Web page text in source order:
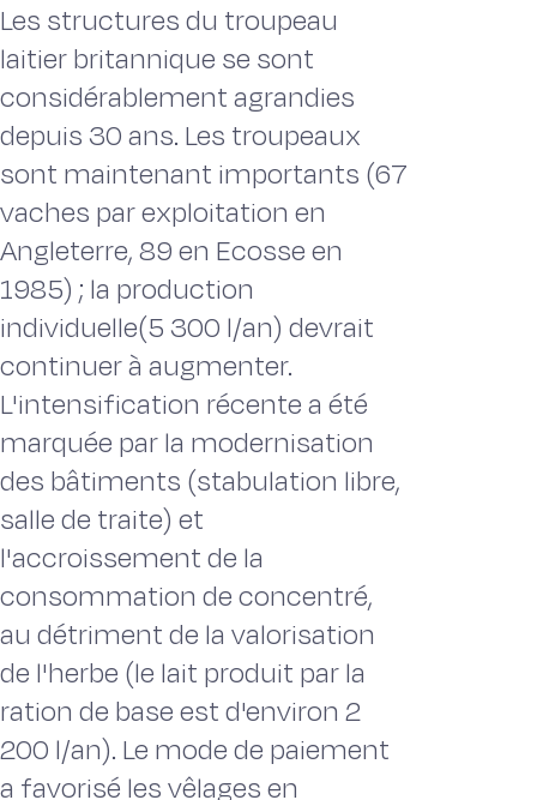
Les structures du troupeau
laitier britannique se sont
considérablement agrandies
depuis 30 ans. Les troupeaux
sont maintenant importants (67
vaches par exploitation en
Angleterre, 89 en Ecosse en
1985) ; la production
individuelle(5 300 l/an) devrait
continuer à augmenter.
L'intensification récente a été
marquée par la modernisation
des bâtiments (stabulation libre,
salle de traite) et
l'accroissement de la
consommation de concentré,
au détriment de la valorisation
de l'herbe (le lait produit par la
ration de base est d'environ 2
200 l/an). Le mode de paiement
a favorisé les vêlages en